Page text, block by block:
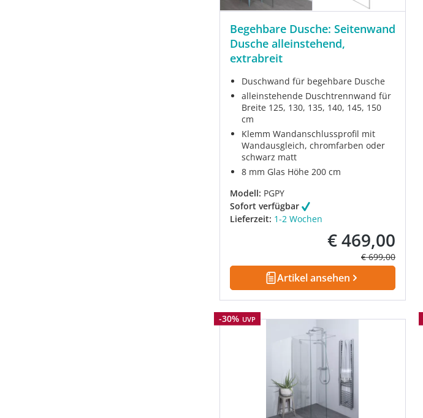
Begehbare Dusche: Seitenwand
Dusche alleinstehend,
extrabreit
Duschwand für begehbare Dusche
alleinstehende Duschtrennwand für
Breite 125, 130, 135, 140, 145, 150
cm
Klemm Wandanschlussprofil mit
Wandausgleich, chromfarben oder
schwarz matt
8 mm Glas Höhe 200 cm
Modell: PGPY
Sofort verfügbar
Lieferzeit: 1-2 Wochen
Verkaufspreis:
€ 469,00
Regulärer Preis:
€ 699,00
Artikel ansehen
Rabatt
-30% UVP